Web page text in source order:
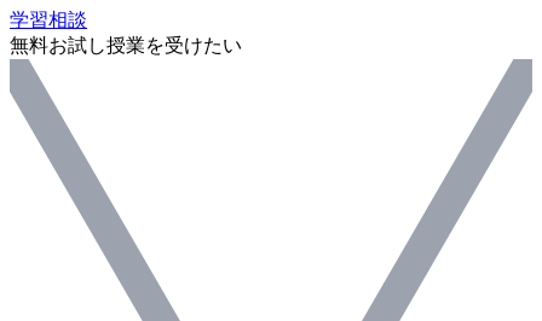
学習相談
無料お試し授業を受けたい